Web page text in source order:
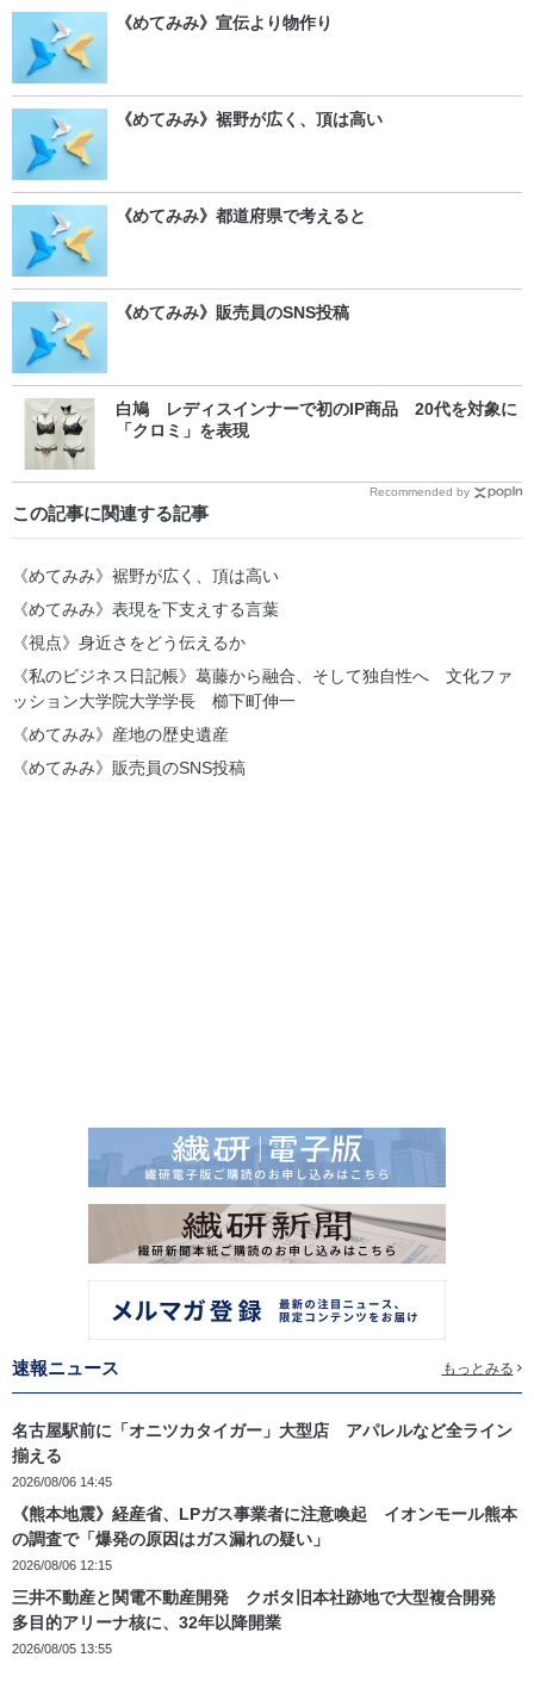
《めてみみ》宣伝より物作り
《めてみみ》裾野が広く、頂は高い
《めてみみ》都道府県で考えると
《めてみみ》販売員のSNS投稿
白鳩 レディスインナーで初のIP商品 20代を対象に
「クロミ」を表現
Recommended by
この記事に関連する記事
《めてみみ》裾野が広く、頂は高い
《めてみみ》表現を下支えする言葉
《視点》身近さをどう伝えるか
《私のビジネス日記帳》葛藤から融合、そして独自性へ 文化ファ
ッション大学院大学学長 櫛下町伸一
《めてみみ》産地の歴史遺産
《めてみみ》販売員のSNS投稿
速報ニュース もっとみる
名古屋駅前に「オニツカタイガー」大型店 アパレルなど全ライン
揃える
2026/08/06 14:45
《熊本地震》経産省、LPガス事業者に注意喚起 イオンモール熊本
の調査で「爆発の原因はガス漏れの疑い」
2026/08/06 12:15
三井不動産と関電不動産開発 クボタ旧本社跡地で大型複合開発
多目的アリーナ核に、32年以降開業
2026/08/05 13:55